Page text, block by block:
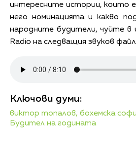
интересните истории, които е
него номинацията и какво
народните будители, чуйте
Radio на следващия звуков
Ключови думи:
виктор топалов, бохемска
Будител на годината